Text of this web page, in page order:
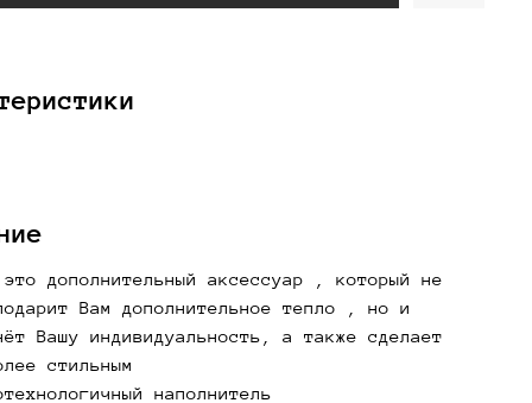
дополнительный аксессуар , который не
Вам дополнительное тепло , но и
Вашу индивидуальность, а также сделает
стильным
наполнитель